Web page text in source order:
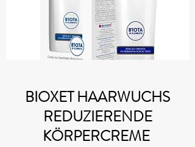
BIOXET HAARWUCHS
REDUZIERENDE
KÖRPERCREME